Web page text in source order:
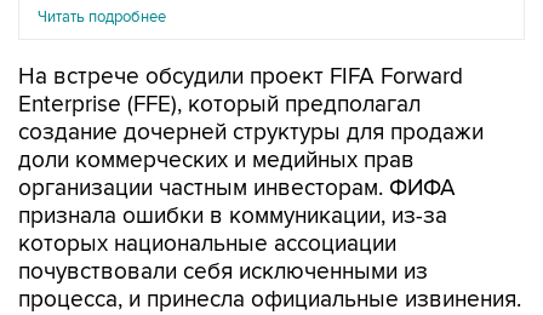
Читать подробнее
На встрече обсудили проект FIFA Forward
Enterprise (FFE), который предполагал
создание дочерней структуры для продажи
доли коммерческих и медийных прав
организации частным инвесторам. ФИФА
признала ошибки в коммуникации, из-за
которых национальные ассоциации
почувствовали себя исключенными из
процесса, и принесла официальные извинения.